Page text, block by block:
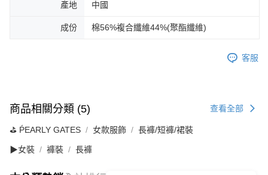
產地 中國
成份 棉56%複合纖維44%(聚酯纖維)
客服
商品相關分類 (5) 查看全部
⛳️ ṔEARLY GATES 女款服飾 長褲/短褲/裙裝
▶女裝 褲裝 長褲